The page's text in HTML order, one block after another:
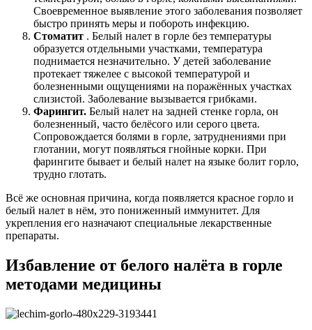
Своевременное выявление этого заболевания позволяет
быстро принять меры и побороть инфекцию.
Стоматит . Белый налет в горле без температуры
образуется отдельными участками, температура
поднимается незначительно. У детей заболевание
протекает тяжелее с высокой температурой и
болезненными ощущениями на поражённых участках
слизистой. Заболевание вызывается грибками.
Фарингит. Белый налет на задней стенке горла, он
болезненный, часто белёсого или серого цвета.
Сопровождается болями в горле, затруднениями при
глотании, могут появляться гнойные корки. При
фарингите бывает и белый налет на языке болит горло,
трудно глотать.
Всё же основная причина, когда появляется красное горло и
белый налет в нём, это пониженный иммунитет. Для
укрепления его назначают специальные лекарственные
препараты.
Избавление от белого налёта в горле
методами медицины